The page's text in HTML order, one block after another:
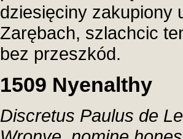
dziesięciny zakupiony
Zarębach, szlachcic
bez przeszkód.
1509 Nyenalthy
Discretus Paulus de